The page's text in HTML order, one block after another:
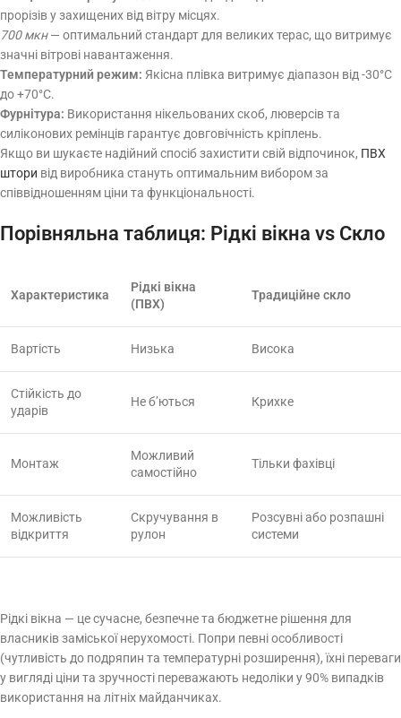
прорізів у захищених від вітру місцях.
700 мкн— оптимальний стандарт для великих терас, що витримує
значні вітрові навантаження.
Температурний режим: Якісна плівка витримує діапазон від -30°C
до +70°C.
Фурнітура: Використання нікельованих скоб, люверсів та
силіконових ремінців гарантує довговічність кріплень.
Якщо ви шукаєте надійний спосіб захистити свій відпочинок, ПВХ
штори від виробника стануть оптимальним вибором за
співвідношенням ціни та функціональності.
Порівняльна таблиця: Рідкі вікна vs Скло
Характеристика
Рідкі вікна
(ПВХ)
Традиційне скло
Вартість Низька Висока
Стійкість до
ударів
Не б’ються Крихке
Монтаж
Можливий
самостійно
Тільки фахівці
Можливість
відкриття
Скручування в
рулон
Розсувні або розпашні
системи
Рідкі вікна — це сучасне, безпечне та бюджетне рішення для
власників заміської нерухомості. Попри певні особливості
(чутливість до подряпин та температурні розширення), їхні переваги
у вигляді ціни та зручності переважають недоліки у 90% випадків
використання на літніх майданчиках.